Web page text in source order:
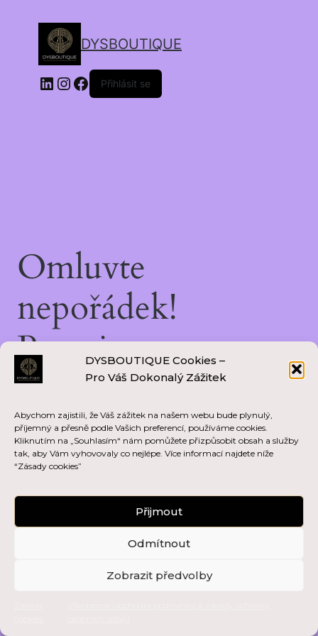
DYSBOUTIQUE Cookies –
Pro Váš Dokonalý Zážitek
Abychom zajistili, že Váš zážitek na našem webu bude plynulý,
příjemný a přesně podle Vašich preferencí, používáme cookies.
Kliknutím na „Souhlasím“ nám pomůžete přizpůsobit obsah a služby
tak, aby Vám vyhovovaly co nejlépe. Více informací najdete níže
“Zásady cookies”
Přijmout
Odmítnout
Zobrazit předvolby
DYSBOUTIQUE
Přihlásit se
Omluvte
nepořádek!
Pracujeme na
něčem skvělém —
vraťte se brzy zpět!